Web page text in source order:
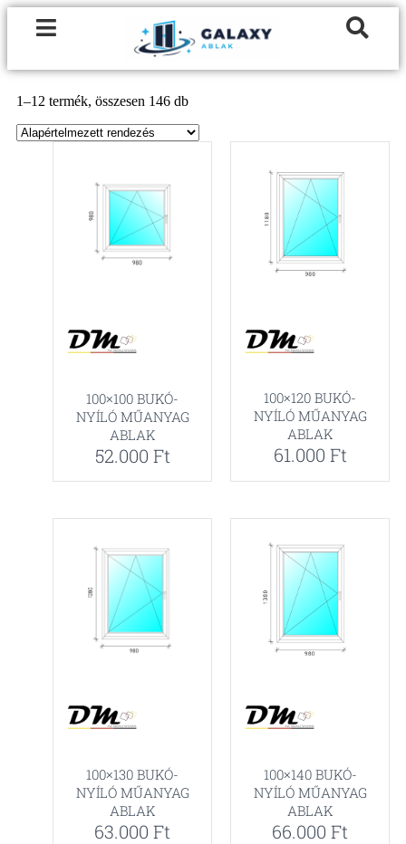
1–12 termék, összesen 146 db
100×100 BUKÓ-
NYÍLÓ MŰANYAG
ABLAK
52.000 Ft
100×120 BUKÓ-
NYÍLÓ MŰANYAG
ABLAK
61.000 Ft
100×130 BUKÓ-
NYÍLÓ MŰANYAG
ABLAK
63.000 Ft
100×140 BUKÓ-
NYÍLÓ MŰANYAG
ABLAK
66.000 Ft